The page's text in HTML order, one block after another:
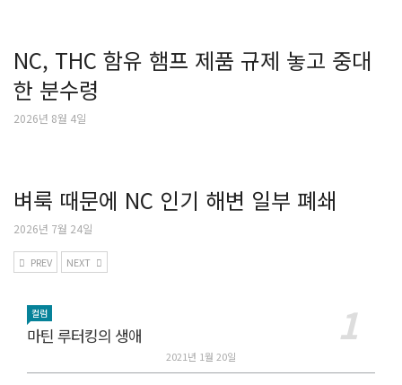
NC, THC 함유 햄프 제품 규제 놓고 중대
한 분수령
2026년 8월 4일
벼룩 때문에 NC 인기 해변 일부 폐쇄
2026년 7월 24일
PREV NEXT
컬럼
마틴 루터킹의 생애
2021년 1월 20일